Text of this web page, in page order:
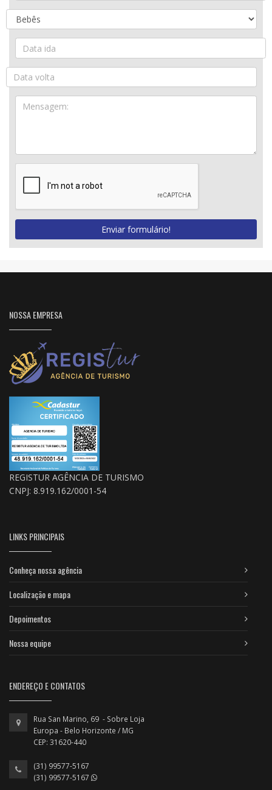
Enviar formulário!
NOSSA EMPRESA
REGISTUR AGÊNCIA DE TURISMO
CNPJ: 8.919.162/0001-54
LINKS PRINCIPAIS
Conheça nossa agência
Localização e mapa
Depoimentos
Nossa equipe
ENDEREÇO E CONTATOS
Rua San Marino, 69 - Sobre Loja
Europa - Belo Horizonte / MG
CEP: 31620-440
(31) 99577-5167
(31) 99577-5167